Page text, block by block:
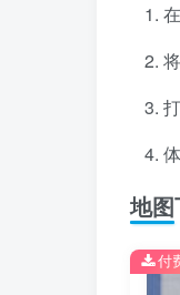
在
地
付